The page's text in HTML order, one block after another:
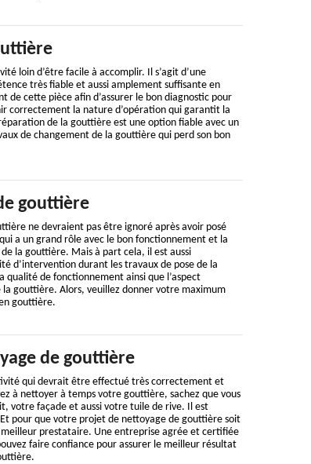
loin d’être facile à accomplir. Il s’agit d’une
très fiable et aussi amplement suffisante en
cette pièce afin d’assurer le bon diagnostic pour
correctement la nature d’opération qui garantit la
de la gouttière est une option fiable avec un
de changement de la gouttière qui perd son bon
gouttière
ne devraient pas être ignoré après avoir posé
a un grand rôle avec le bon fonctionnement et la
la gouttière. Mais à part cela, il est aussi
d’intervention durant les travaux de pose de la
qualité de fonctionnement ainsi que l’aspect
gouttière. Alors, veuillez donner votre maximum
gouttière.
de gouttière
qui devrait être effectué très correctement et
à nettoyer à temps votre gouttière, sachez que vous
votre façade et aussi votre tuile de rive. Il est
pour que votre projet de nettoyage de gouttière soit
prestataire. Une entreprise agrée et certifiée
faire confiance pour assurer le meilleur résultat